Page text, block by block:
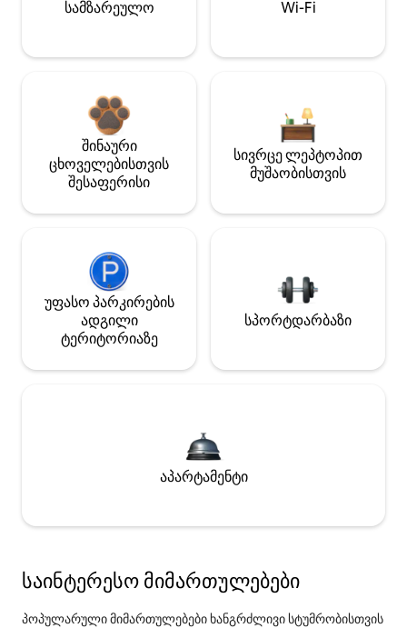
სამზარეულო Wi-Fi
შინაური
ცხოველებისთვის
შესაფერისი
სივრცე ლეპტოპით
მუშაობისთვის
უფასო პარკირების
ადგილი
ტერიტორიაზე
სპორტდარბაზი
აპარტამენტი
საინტერესო მიმართულებები
პოპულარული მიმართულებები ხანგრძლივი სტუმრობისთვის